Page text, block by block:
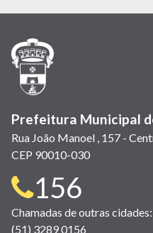
em
janela)
em
em
Prefeitura Municipal
Rua João Manoel , 157 -
CEP 90010-030
Telefone
para
156
Chamadas de outras cidades:
(51) 3289 0156